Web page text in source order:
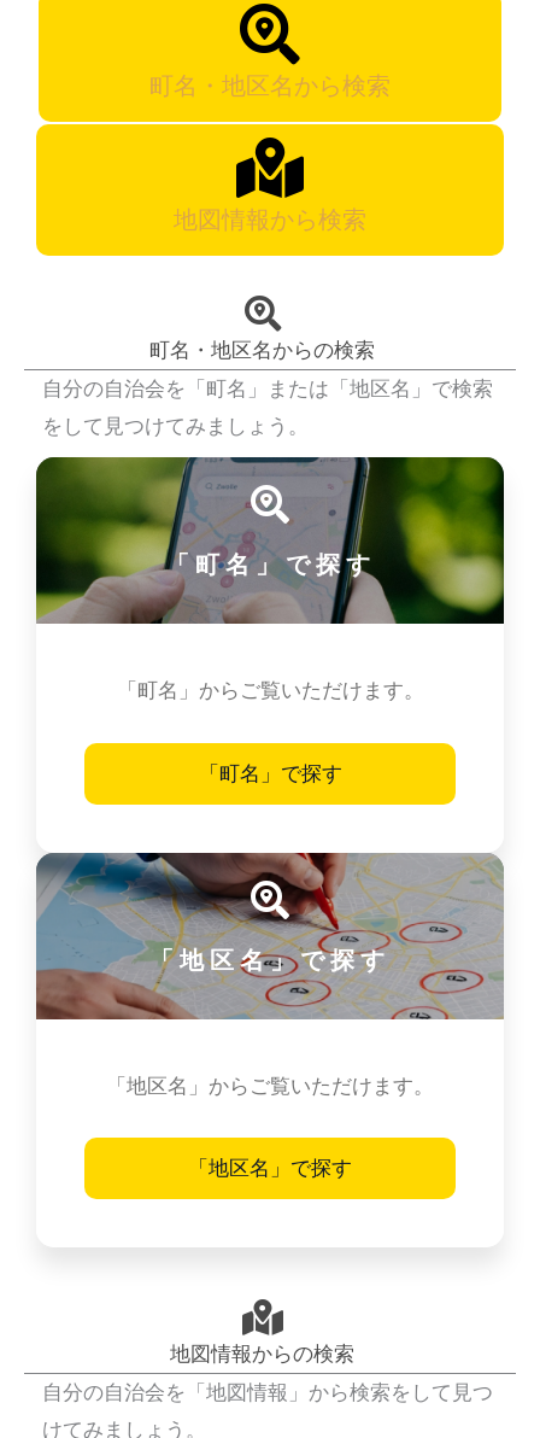
町名・地区名から検索
地図情報から検索
町名・地区名からの検索
自分の自治会を「町名」または「地区名」で検索
をして見つけてみましょう。
「町名」で探す
「町名」からご覧いただけます。
「町名」で探す
「地区名」で探す
「地区名」からご覧いただけます。
「地区名」で探す
地図情報からの検索
自分の自治会を「地図情報」から検索をして見つ
けてみましょう。